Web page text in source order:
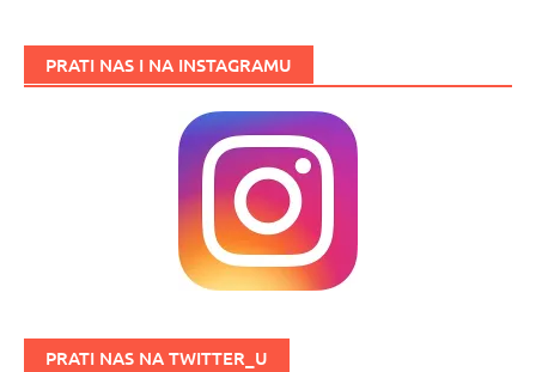
PRATI NAS I NA INSTAGRAMU
PRATI NAS NA TWITTER_U